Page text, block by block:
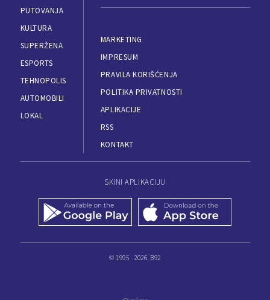
PUTOVANJA
KULTURA
SUPERŽENA
ESPORTS
TEHNOPOLIS
AUTOMOBILI
LOKAL
MARKETING
IMPRESUM
PRAVILA KORIŠĆENJA
POLITIKA PRIVATNOSTI
APLIKACIJE
RSS
KONTAKT
SKINI APLIKACIJU
© 1995 - 2026, B92